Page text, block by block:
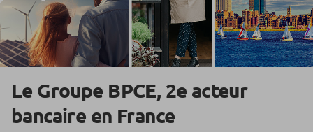
Le Groupe BPCE, 2e acteur
bancaire en France